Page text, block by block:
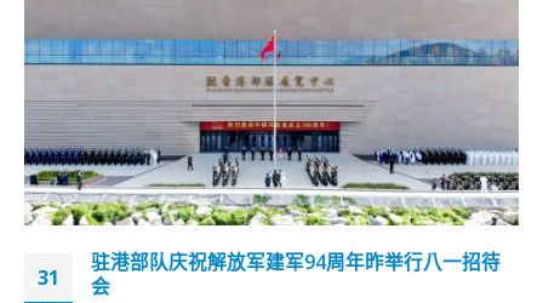
31
驻港部队庆祝解放军建军94周年昨举行八一招待
会